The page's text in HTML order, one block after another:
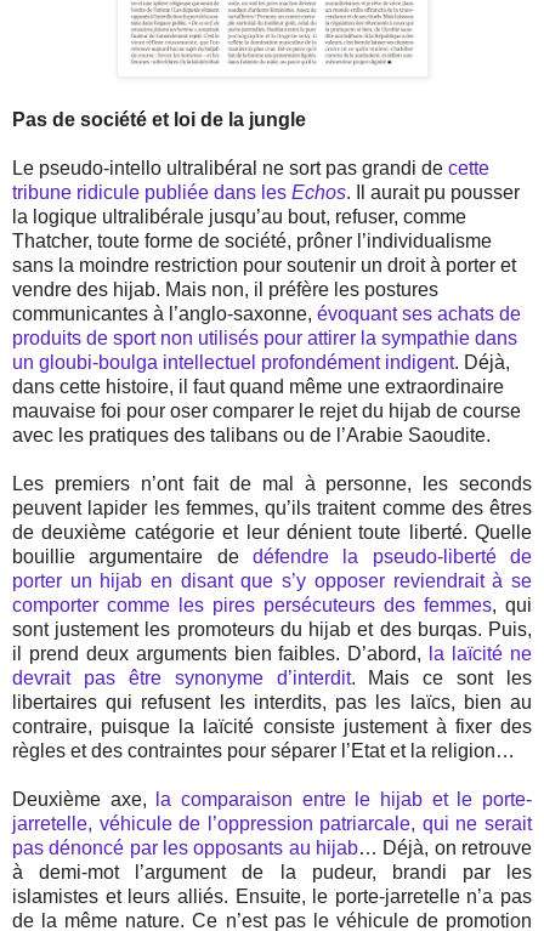
Pas de société et loi de la jungle
Le pseudo-intello ultralibéral ne sort pas grandi de cette
tribune ridicule publiée dans les Echos. Il aurait pu pousser
la logique ultralibérale jusqu’au bout, refuser, comme
Thatcher, toute forme de société, prôner l’individualisme
sans la moindre restriction pour soutenir un droit à porter et
vendre des hijab. Mais non, il préfère les postures
communicantes à l’anglo-saxonne, évoquant ses achats de
produits de sport non utilisés pour attirer la sympathie dans
un gloubi-boulga intellectuel profondément indigent. Déjà,
dans cette histoire, il faut quand même une extraordinaire
mauvaise foi pour oser comparer le rejet du hijab de course
avec les pratiques des talibans ou de l’Arabie Saoudite.
Les premiers n’ont fait de mal à personne, les seconds
peuvent lapider les femmes, qu’ils traitent comme des êtres
de deuxième catégorie et leur dénient toute liberté. Quelle
bouillie argumentaire de défendre la pseudo-liberté de
porter un hijab en disant que s’y opposer reviendrait à se
comporter comme les pires persécuteurs des femmes, qui
sont justement les promoteurs du hijab et des burqas. Puis,
il prend deux arguments bien faibles. D’abord,
la laïcité ne
devrait pas être synonyme d’interdit. Mais ce sont les
libertaires qui refusent les interdits, pas les laïcs, bien au
contraire, puisque la laïcité consiste justement à fixer des
règles et des contraintes pour séparer l’Etat et la religion…
Deuxième axe,
la comparaison entre le hijab et le porte-
jarretelle, véhicule de l’oppression patriarcale, qui ne serait
pas dénoncé par les opposants au hijab… Déjà, on retrouve
à demi-mot l’argument de la pudeur, brandi par les
islamistes et leurs alliés. Ensuite, le porte-jarretelle n’a pas
de la même nature. Ce n’est pas le véhicule de promotion